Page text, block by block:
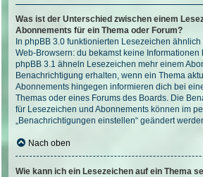
Was ist der Unterschied zwischen einem
Abonnements für ein Thema oder Forum?
In phpBB 3.0 funktionierten Lesezeichen
Web-Browsern: du bekamst keine Informationen
phpBB 3.1 ähneln Lesezeichen mehr einem
Benachrichtigung erhalten, wenn ein Thema
Abonnements hingegen informieren dich bei
Themas oder eines Forums des Boards. Die
für Lesezeichen und Abonnements können im
„Benachrichtigungen einstellen“ geändert
Nach oben
Wie kann ich ein Lesezeichen auf ein Thema